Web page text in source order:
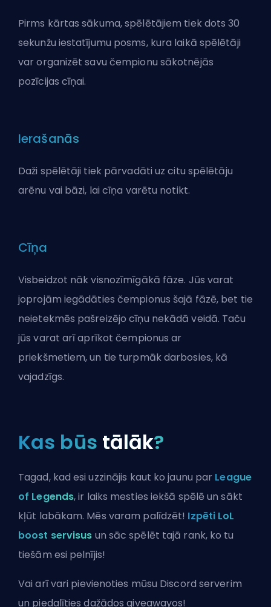
Pirms kārtas sākuma, spēlētājiem tiek dots 30
sekunžu iestatījumu posms, kura laikā spēlētāji
var organizēt savu čempionu sākotnējās
pozīcijas cīņai.
Ierašanās
Daži spēlētāji tiek pārvadāti uz citu spēlētāju
arēnu vai bāzi, lai cīņa varētu notikt.
Cīņa
Visbeidzot nāk visnozīmīgākā fāze. Jūs varat
joprojām iegādāties čempionus šajā fāzē, bet tie
neietekmēs pašreizējo cīņu nekādā veidā. Taču
jūs varat arī aprīkot čempionus ar
priekšmetiem, un tie turpmāk darbosies, kā
vajadzīgs.
Kas būs tālāk?
Tagad, kad esi uzzinājis kaut ko jaunu par League
of Legends, ir laiks mesties iekšā spēlē un sākt
kļūt labākam. Mēs varam palīdzēt! Izpēti LoL
boost servisus un sāc spēlēt tajā rank, ko tu
tiešām esi pelnījis!
Vai arī vari pievienoties mūsu Discord serverim
un piedalīties dažādos giveawayos!